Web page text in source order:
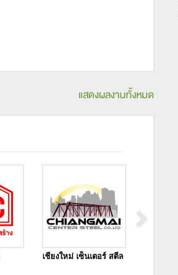
แสดงผลงานทั้งหมด
เชียงใหม่ เซ็นเตอร์ สตีล